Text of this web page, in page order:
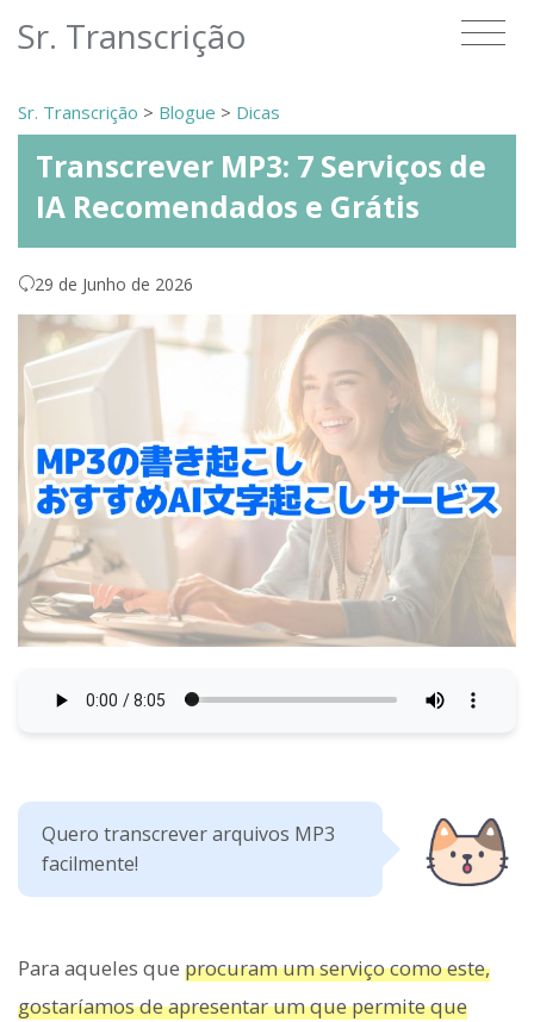
Sr. Transcrição
Sr. Transcrição > Blogue > Dicas
Transcrever MP3: 7 Serviços de
IA Recomendados e Grátis
29 de Junho de 2026
Quero transcrever arquivos MP3
facilmente!
Para aqueles que procuram um serviço como este,
gostaríamos de apresentar um que permite que